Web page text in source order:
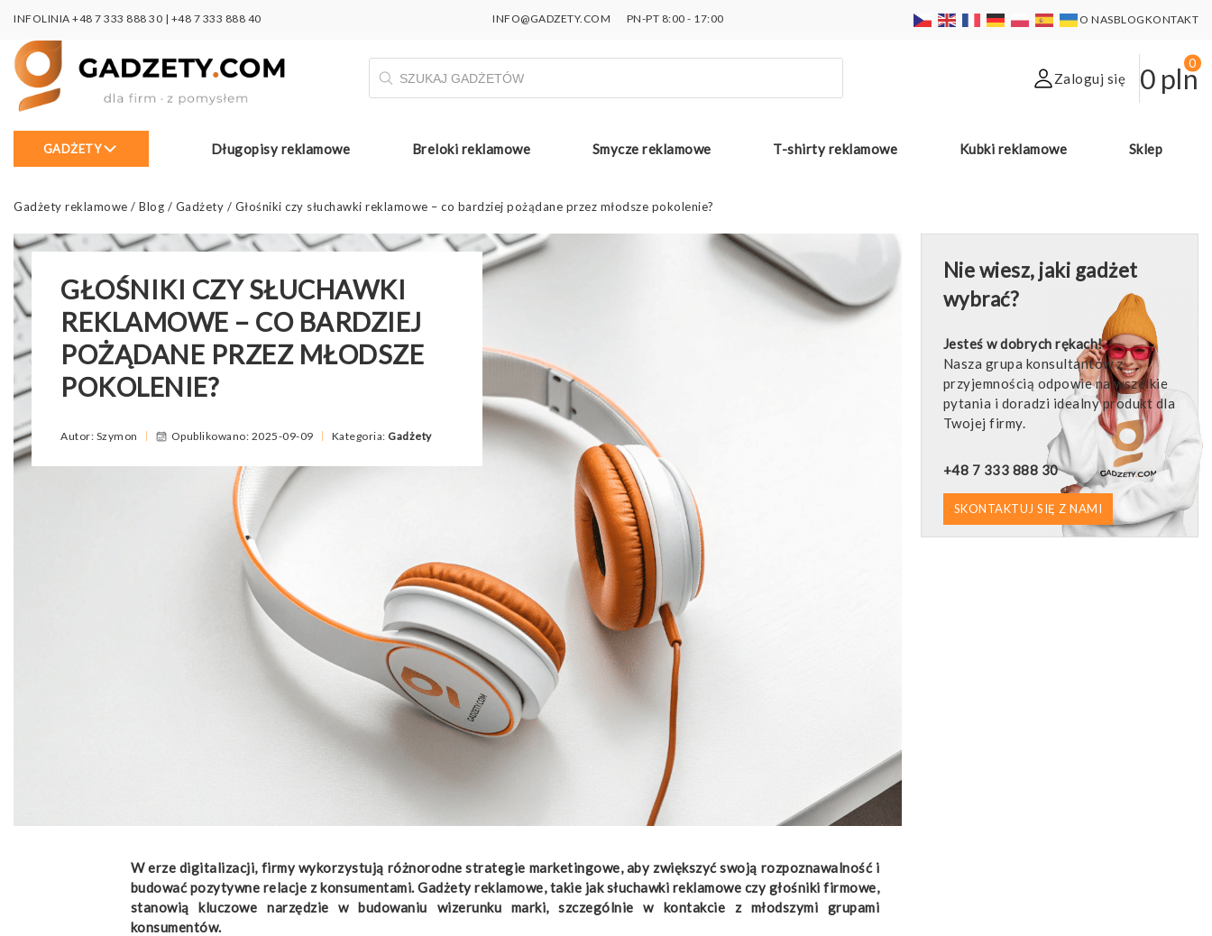
INFOLINIA +48 7 333 888 30 | +48 7 333 888 40 INFO@GADZETY.COM PN-PT 8:00 - 17:00 O NASBLOGKONTAKT
Wyszukiwarka
produktów
Zaloguj się 0 pln
0
GADŻETY Długopisy reklamowe Breloki reklamowe Smycze reklamowe T-shirty reklamowe Kubki reklamowe Sklep
Gadżety reklamowe / Blog / Gadżety / Głośniki czy słuchawki reklamowe – co bardziej pożądane przez młodsze pokolenie?
GŁOŚNIKI CZY SŁUCHAWKI
REKLAMOWE – CO BARDZIEJ
POŻĄDANE PRZEZ MŁODSZE
POKOLENIE?
Autor: Szymon Opublikowano: 2025-09-09 Kategoria: Gadżety
W erze digitalizacji, firmy wykorzystują różnorodne strategie marketingowe, aby zwiększyć swoją rozpoznawalność i
budować pozytywne relacje z konsumentami. Gadżety reklamowe, takie jak słuchawki reklamowe czy głośniki firmowe,
stanowią kluczowe narzędzie w budowaniu wizerunku marki, szczególnie w kontakcie z młodszymi grupami
konsumentów.
Nie wiesz, jaki gadżet
wybrać?
Jesteś w dobrych rękach!
Nasza grupa konsultantów z
przyjemnością odpowie na wszelkie
pytania i doradzi idealny produkt dla
Twojej firmy.
+48 7 333 888 30
SKONTAKTUJ SIĘ Z NAMI